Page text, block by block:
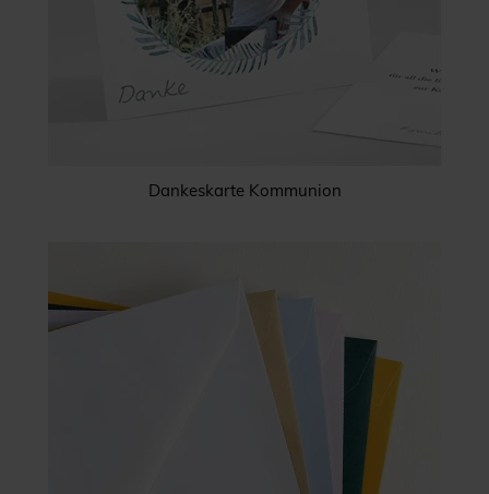
Dankeskarte Kommunion